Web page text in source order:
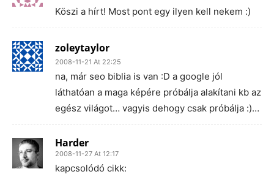
Köszi a hírt! Most pont egy ilyen kell nekem :)
zoleytaylor
2008-11-21 At 22:25
na, már seo biblia is van :D a google jól
láthatóan a maga képére próbálja alakítani kb az
egész világot… vagyis dehogy csak próbálja :)…
Harder
2008-11-27 At 12:17
kapcsolódó cikk: